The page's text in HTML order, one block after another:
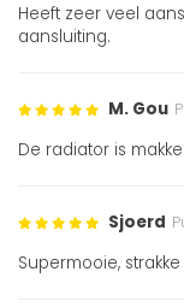
Heeft zeer veel
aansluiting.
M. Gou
De radiator is
Sjoerd
Supermooie,